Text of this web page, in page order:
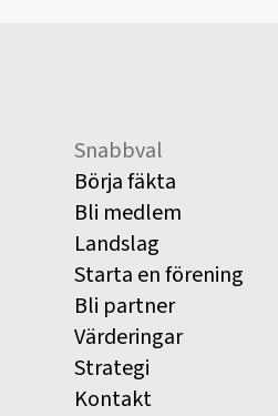
Snabbval
Börja fäkta
Bli medlem
Landslag
Starta en förening
Bli partner
Värderingar
Strategi
Kontakt